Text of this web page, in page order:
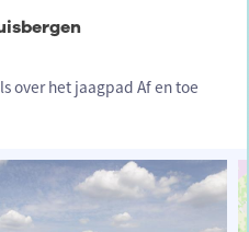
over het jaagpad Af en toe